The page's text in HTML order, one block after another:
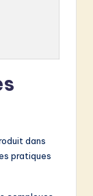
dans
pratiques